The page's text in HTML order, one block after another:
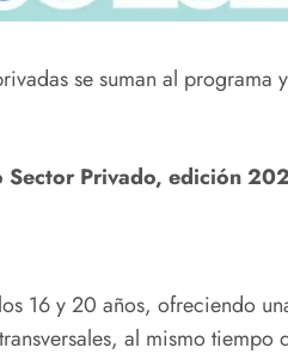
se suman al programa y
Sector Privado, edición
16 y 20 años, ofreciendo
al mismo tiempo